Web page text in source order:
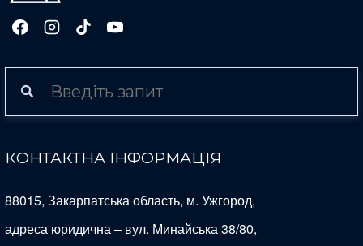
КОНТАКТНА ІНФОРМАЦІЯ
88015, Закарпатська область, м. Ужгород,
адреса юридична – вул. Минайська 38/80,